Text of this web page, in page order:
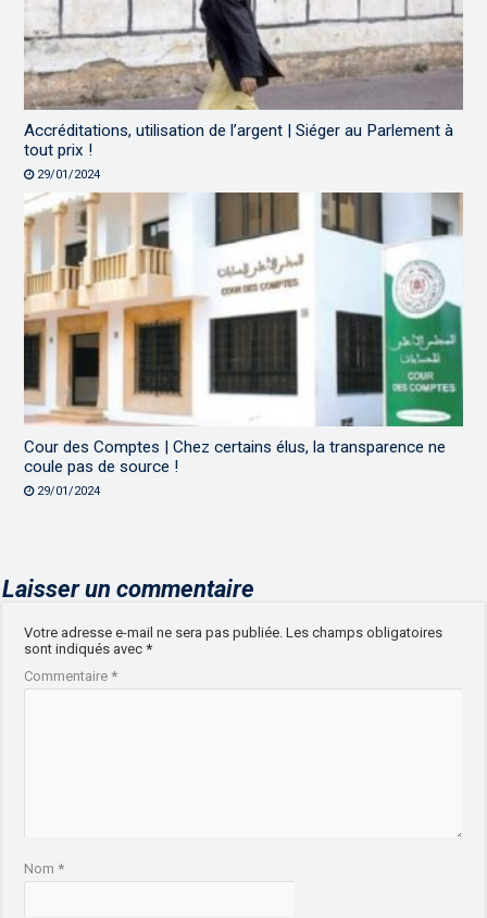
Accréditations, utilisation de l’argent | Siéger au Parlement à
tout prix !
29/01/2024
Cour des Comptes | Chez certains élus, la transparence ne
coule pas de source !
29/01/2024
Laisser un commentaire
Votre adresse e-mail ne sera pas publiée. Les champs obligatoires
sont indiqués avec*
Commentaire*
Nom*